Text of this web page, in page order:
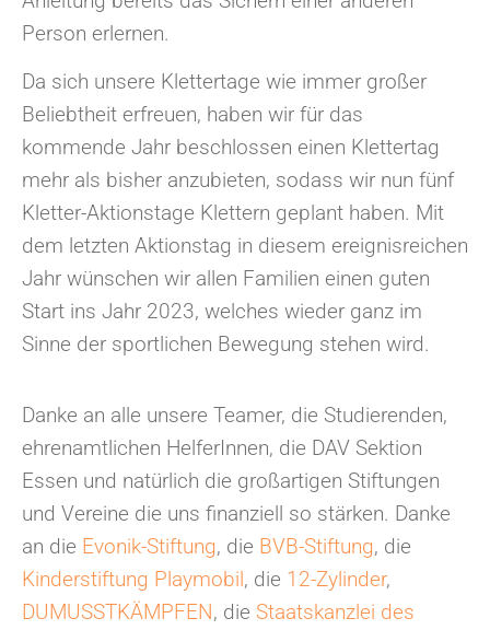
Person erlernen.
Da sich unsere Klettertage wie immer großer
Beliebtheit erfreuen, haben wir für das
kommende Jahr beschlossen einen Klettertag
mehr als bisher anzubieten, sodass wir nun fünf
Kletter-Aktionstage Klettern geplant haben. Mit
dem letzten Aktionstag in diesem ereignisreichen
Jahr wünschen wir allen Familien einen guten
Start ins Jahr 2023, welches wieder ganz im
Sinne der sportlichen Bewegung stehen wird.
Danke an alle unsere Teamer, die Studierenden,
ehrenamtlichen HelferInnen, die DAV Sektion
Essen und natürlich die großartigen Stiftungen
und Vereine die uns finanziell so stärken. Danke
an die Evonik-Stiftung, die BVB-Stiftung, die
Kinderstiftung Playmobil, die 12-Zylinder,
DUMUSSTKÄMPFEN, die Staatskanzlei des